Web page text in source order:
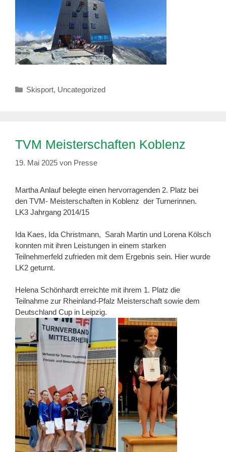
Kategorien
Skisport, Uncategorized
TVM Meisterschaften Koblenz
19. Mai 2025 von Presse
Martha Anlauf belegte einen hervorragenden 2. Platz bei
den TVM- Meisterschaften in Koblenz der Turnerinnen.
LK3 Jahrgang 2014/15
Ida Kaes, Ida Christmann, Sarah Martin und Lorena Kölsch
konnten mit ihren Leistungen in einem starken
Teilnehmerfeld zufrieden mit dem Ergebnis sein. Hier wurde
LK2 geturnt.
Helena Schönhardt erreichte mit ihrem 1. Platz die
Teilnahme zur Rheinland-Pfalz Meisterschaft sowie dem
Deutschland Cup in Leipzig.